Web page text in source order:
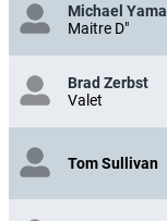
Michael Yama
Maitre D"
Brad Zerbst
Valet
Tom Sullivan